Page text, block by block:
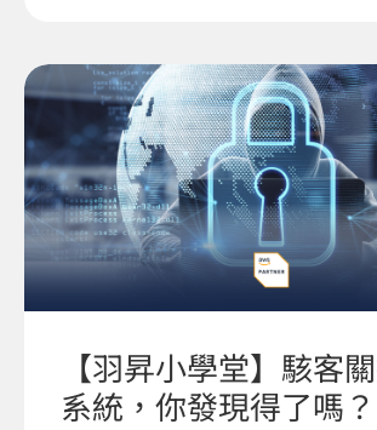
【羽昇小學堂】駭客
系統，你發現得了嗎？